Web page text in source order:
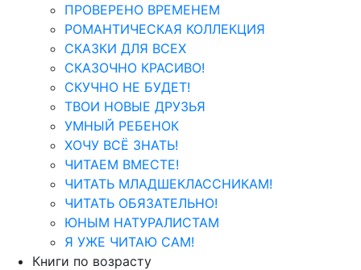
ПРОВЕРЕНО ВРЕМЕНЕМ
РОМАНТИЧЕСКАЯ КОЛЛЕКЦИЯ
СКАЗКИ ДЛЯ ВСЕХ
СКАЗОЧНО КРАСИВО!
СКУЧНО НЕ БУДЕТ!
ТВОИ НОВЫЕ ДРУЗЬЯ
УМНЫЙ РЕБЕНОК
ХОЧУ ВСЁ ЗНАТЬ!
ЧИТАЕМ ВМЕСТЕ!
ЧИТАТЬ МЛАДШЕКЛАССНИКАМ!
ЧИТАТЬ ОБЯЗАТЕЛЬНО!
ЮНЫМ НАТУРАЛИСТАМ
Я УЖЕ ЧИТАЮ САМ!
Книги по возрасту